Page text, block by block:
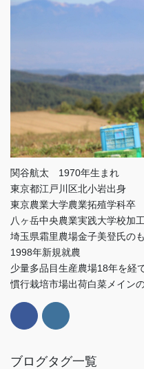
関谷航太 1970年生まれ
東京都江戸川区北小岩出身
東京農業大学農業拓殖学科卒
八ヶ岳中央農業実践大学校加
埼玉県霜里農場金子美登氏の
1998年新規就農
少量多品目生産農場18年を経
慣行栽培市場出荷白菜メイン
ブログタグ一覧